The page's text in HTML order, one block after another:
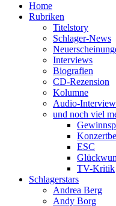
Home
Rubriken
Titelstory
Schlager-News
Interviews
Biografien
CD-Rezension
Kolumne
Audio-
und noch viel
ESC
TV-Kritik
Schlagerstars
Andrea Berg
Andy Borg